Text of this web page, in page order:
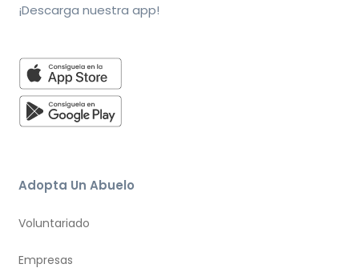
¡Descarga nuestra app!
Adopta Un Abuelo
Voluntariado
Empresas